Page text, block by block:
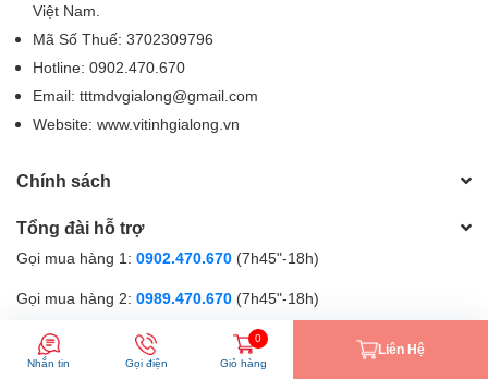
Việt Nam.
Mã Số Thuế: 3702309796
Hotline: 0902.470.670
Email: tttmdvgialong@gmail.com
Website: www.vitinhgialong.vn
Chính sách
Tổng đài hỗ trợ
Gọi mua hàng 1: 0902.470.670 (7h45"-18h)
Gọi mua hàng 2: 0989.470.670 (7h45"-18h)
Gọi hỗ trợ kĩ thuật: 0867.470.670(9h-18h)
Nhắn tin Gọi điện
0
Giỏ hàng
Liên Hệ